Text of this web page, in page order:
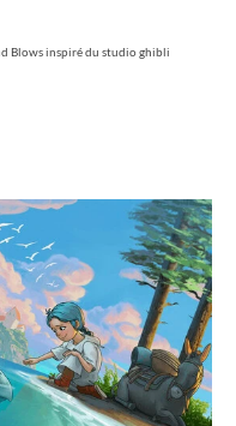
Blows inspiré du studio ghibli